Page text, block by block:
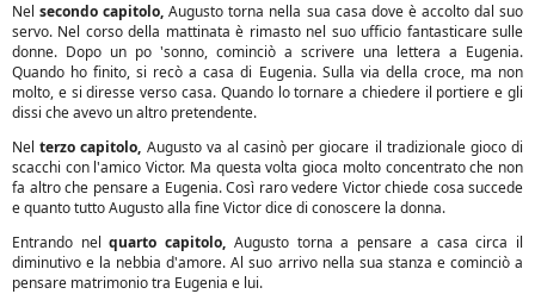
Nelsecondo capitolo, Augusto torna nella sua casa dove è accolto dal suo
servo. Nel corso della mattinata è rimasto nel suo ufficio fantasticare sulle
donne. Dopo un po 'sonno, cominciò a scrivere una lettera a Eugenia.
Quando ho finito, si recò a casa di Eugenia. Sulla via della croce, ma non
molto, e si diresse verso casa. Quando lo tornare a chiedere il portiere e gli
dissi che avevo un altro pretendente.
Nelterzo capitolo, Augusto va al casinò per giocare il tradizionale gioco di
scacchi con l'amico Victor. Ma questa volta gioca molto concentrato che non
fa altro che pensare a Eugenia. Così raro vedere Victor chiede cosa succede
e quanto tutto Augusto alla fine Victor dice di conoscere la donna.
Entrando nelquarto capitolo, Augusto torna a pensare a casa circa il
diminutivo e la nebbia d'amore. Al suo arrivo nella sua stanza e cominciò a
pensare matrimonio tra Eugenia e lui.